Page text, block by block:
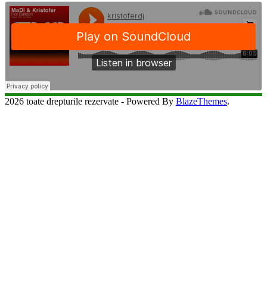
2026 toate drepturile rezervate - Powered By BlazeThemes.